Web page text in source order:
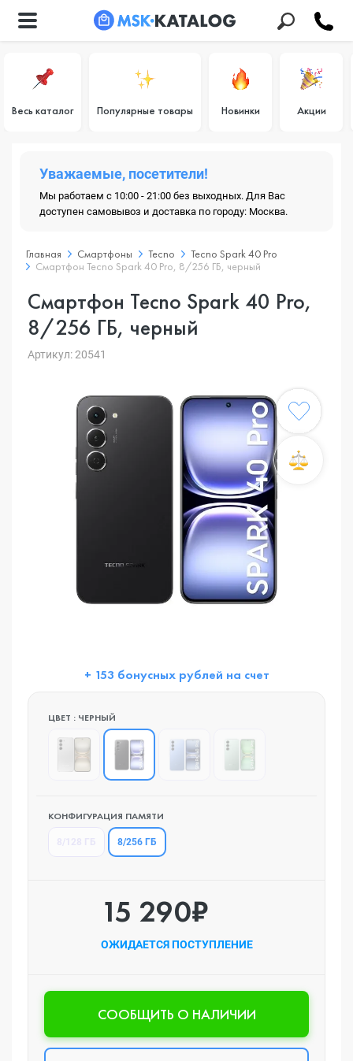
Весь каталог Популярные товары Новинки Акции
Уважаемые, посетители!
Мы работаем с 10:00 - 21:00 без выходных. Для Вас
доступен самовывоз и доставка по городу: Москва.
Главная Смартфоны Tecno
Tecno Spark 40 Pro
Смартфон Tecno Spark 40 Pro, 8/256 ГБ, черный
Смартфон Tecno Spark 40 Pro,
8/256 ГБ, черный
Артикул: 20541
+ 153 бонусных рублей на счет
ЦВЕТ : ЧЕРНЫЙ
КОНФИГУРАЦИЯ ПАМЯТИ
8/256 ГБ
15 290₽
ОЖИДАЕТСЯ ПОСТУПЛЕНИЕ
CООБЩИТЬ О НАЛИЧИИ